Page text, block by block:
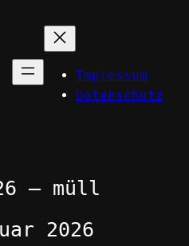
Impressum
Datenschutz
– müll
2026